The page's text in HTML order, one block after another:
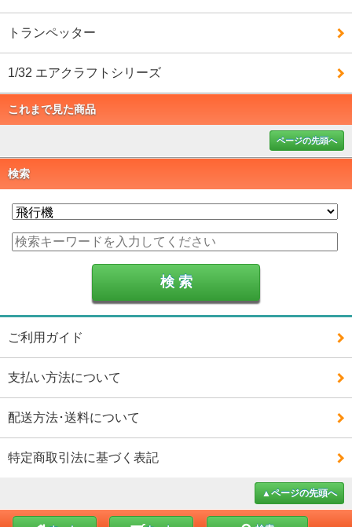
トランペッター
1/32 エアクラフトシリーズ
これまで見た商品
ページの先頭へ
検索
ご利用ガイド
支払い方法について
配送方法･送料について
特定商取引法に基づく表記
▲ページの先頭へ